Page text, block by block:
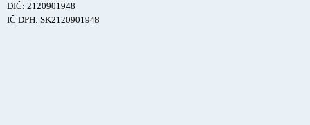
DIČ: 2120901948
IČ DPH: SK2120901948